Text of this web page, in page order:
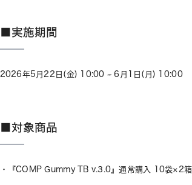
■実施期間
2026年5月22日(金) 10:00 ~ 6月1日(月) 10:00
■対象商品
・『COMP Gummy TB v.3.0』通常購入 10袋×2箱